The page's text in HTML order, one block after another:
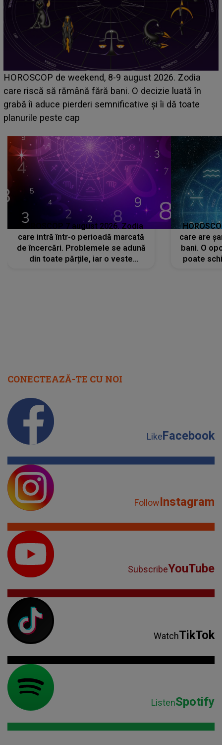
Emanuel a ținut ACEST DETALIU ASCUNS până
acum! În fața Alexandrei, concurentul din Casa Iubirii
face o MĂRTURISIRE NEAȘTEPTATĂ despre mama
sa: "I-am spus și ei în față, eu nu te iubesc pentru
HOROSCOP 7 august 2026. Zodia
care intră într-o perioadă marcată
de încercări. Problemele se adună
din toate părțile, iar o veste
care are
bani. O
poate
CONECTEAZĂ-TE CU NOI
LikeFacebook
FollowInstagram
SubscribeYouTube
WatchTikTok
ListenSpotify